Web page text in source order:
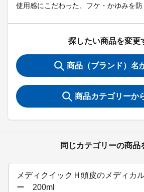
使用感にこだわった、フケ・かゆみを
探したい商品を変更
商品（ブランド）名
商品カテゴリーか
同じカテゴリーの商品
メディクイックＨ頭皮のメディカ
ー 200ml